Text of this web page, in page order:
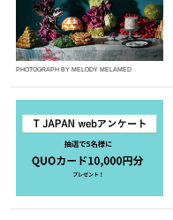
PHOTOGRAPH BY MELODY MELAMED